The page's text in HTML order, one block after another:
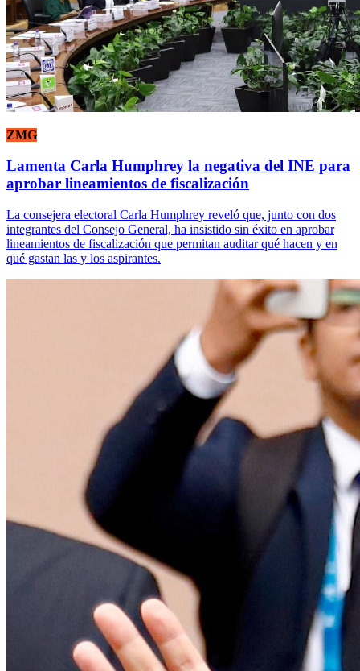
ZMG
Lamenta Carla Humphrey la negativa del INE para
aprobar lineamientos de fiscalización
La consejera electoral Carla Humphrey reveló que, junto con dos
integrantes del Consejo General, ha insistido sin éxito en aprobar
lineamientos de fiscalización que permitan auditar qué hacen y en
qué gastan las y los aspirantes.